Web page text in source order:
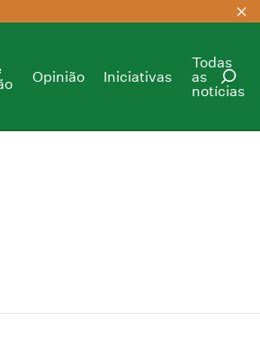
Opinião Iniciativas
Todas
as
notícias